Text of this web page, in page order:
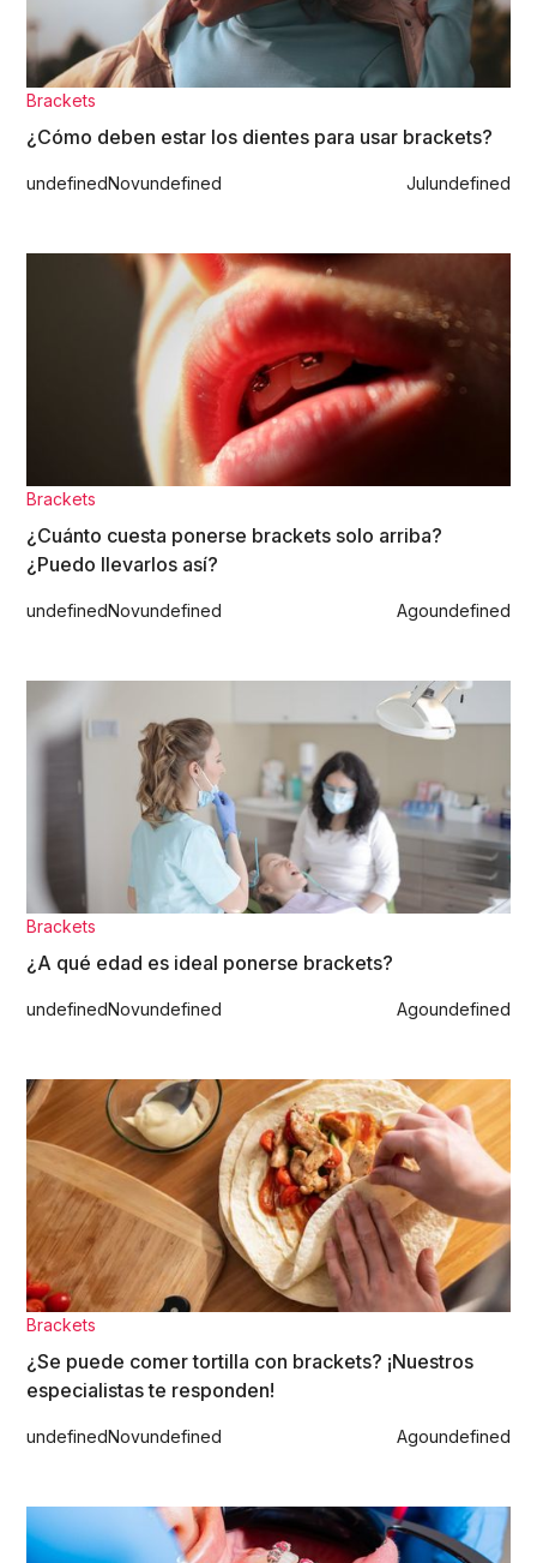
Brackets
¿Cómo deben estar los dientes para usar brackets?
undefinedNovundefined Julundefined
Brackets
¿Cuánto cuesta ponerse brackets solo arriba?
¿Puedo llevarlos así?
undefinedNovundefined Agoundefined
Brackets
¿A qué edad es ideal ponerse brackets?
undefinedNovundefined Agoundefined
Brackets
¿Se puede comer tortilla con brackets? ¡Nuestros
especialistas te responden!
undefinedNovundefined Agoundefined